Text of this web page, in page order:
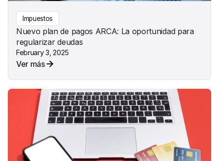
Impuestos
Nuevo plan de pagos ARCA: La oportunidad para
regularizar deudas
February 3, 2025
Ver más